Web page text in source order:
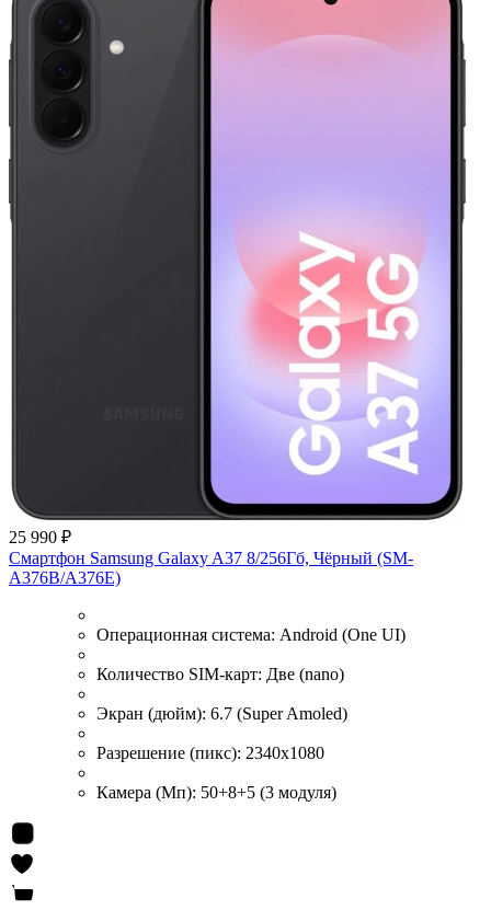
25 990 ₽
Смартфон Samsung Galaxy A37 8/256Гб, Чёрный (SM-
A376B/A376E)
Операционная система: Android (One UI)
Количество SIM-карт: Две (nano)
Экран (дюйм): 6.7 (Super Amoled)
Разрешение (пикс): 2340x1080
Камера (Мп): 50+8+5 (3 модуля)